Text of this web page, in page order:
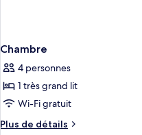
Chambre
4 personnes
1 très grand lit
Wi-Fi gratuit
Plus de détails
Plus